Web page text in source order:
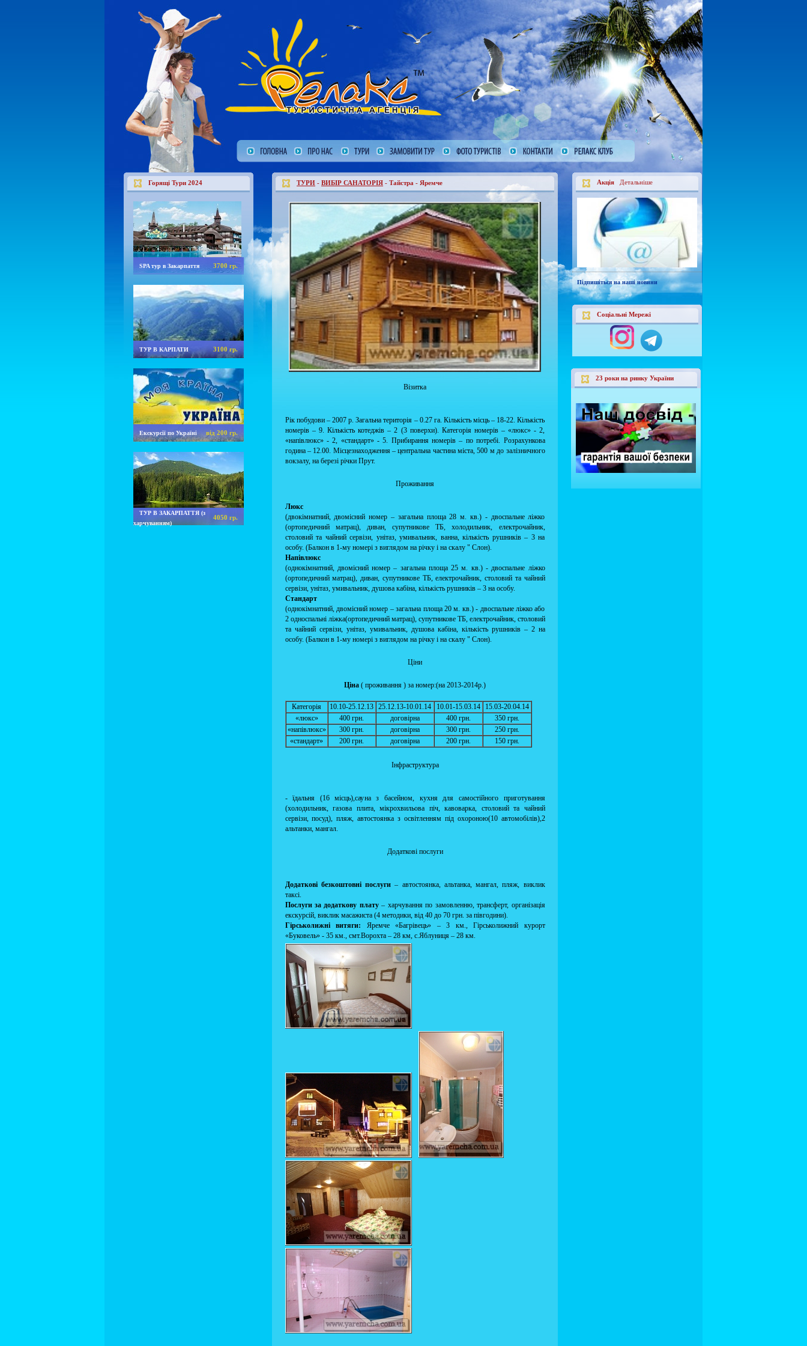
Горящі Тури 2024
SPA тур в Закарпаття 3700 гр.
ТУР В КАРПАТИ 3100 гр.
Екскурсії по Україні від 200 гр.
ТУР В ЗАКАРПАТТЯ (з
харчуванням)
4050 гр.
ТУРИ - ВИБІР САНАТОРІЯ - Тайстра - Яремче
Візитка
Рік побудови – 2007 р. Загальна територія – 0.27 га. Кількість місць – 18-22. Кількість
номерів – 9. Кількість котеджів – 2 (3 поверхи). Категорія номерів – «люкс» - 2,
«напівлюкс» - 2, «стандарт» - 5. Прибирання номерів – по потребі. Розрахункова
година – 12.00. Місцезнаходження – центральна частина міста, 500 м до залізничного
вокзалу, на березі річки Прут.
Проживання
Люкс
(двокімнатний, двомісний номер – загальна площа 28 м. кв.) - двоспальне ліжко
(ортопедичний матрац), диван, супутникове ТБ, холодильник, електрочайник,
столовий та чайний сервізи, унітаз, умивальник, ванна, кількість рушників – 3 на
особу. (Балкон в 1-му номері з виглядом на річку і на скалу " Слон).
Напівлюкс
(однокімнатний, двомісний номер – загальна площа 25 м. кв.) - двоспальне ліжко
(ортопедичний матрац), диван, супутникове ТБ, електрочайник, столовий та чайний
сервізи, унітаз, умивальник, душова кабіна, кількість рушників – 3 на особу.
Стандарт
(однокімнатний, двомісний номер – загальна площа 20 м. кв.) - двоспальне ліжко або
2 односпальні ліжка(ортопедичний матрац), супутникове ТБ, електрочайник, столовий
та чайний сервізи, унітаз, умивальник, душова кабіна, кількість рушників – 2 на
особу. (Балкон в 1-му номері з виглядом на річку і на скалу " Слон).
Ціни
Ціна ( проживання ) за номер:(на 2013-2014р.)
Категорія 10.10-25.12.13 25.12.13-10.01.14 10.01-15.03.14
15.03-20.04.14
«люкс»
400 грн. договірна 400 грн.
350 грн.
«напівлюкс»
300 грн. договірна 300 грн.
250 грн.
«стандарт»
200 грн. договірна 200 грн. 150 грн.
Інфраструктура
- їдальня (16 місць),сауна з басейном, кухня для самостійного приготування
(холодильник, газова плита, мікрохвильова піч, кавоварка, столовий та чайний
сервізи, посуд), пляж, автостоянка з освітленням під охороною(10 автомобілів),2
альтанки, мангал.
Додаткові послуги
Додаткові безкоштовні послуги – автостоянка, альтанка, мангал, пляж, виклик
таксі.
Послуги за додаткову плату – харчування по замовленню, трансферт, організація
екскурсій, виклик масажиста (4 методики, від 40 до 70 грн. за півгодини).
Гірськолижні витяги:
Яремче «Багрівець» – 3 км., Гірськолижний курорт
«Буковель» - 35 км., смт.Ворохта – 28 км, с.Яблуниця – 28 км.
Акція Детальніше
Підпишіться на наші новини
Соціальні Мережі
23 роки на ринку України